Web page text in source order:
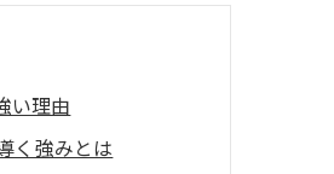
い理由
く強みとは